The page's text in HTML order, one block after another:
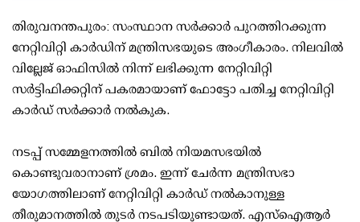
തിരുവനന്തപുരം: സംസ്ഥാന സര്‍ക്കാര്‍ പുറത്തിറക്കുന്ന
നേറ്റിവിറ്റി കാര്‍ഡിന് മന്ത്രിസഭയുടെ അംഗീകാരം. നിലവില്‍
വില്ലേജ് ഓഫിസില്‍ നിന്ന് ലഭിക്കുന്ന നേറ്റിവിറ്റി
സര്‍ട്ടിഫിക്കറ്റിന് പകരമായാണ് ഫോട്ടോ പതിച്ച നേറ്റിവിറ്റി
കാര്‍ഡ് സര്‍ക്കാര്‍ നല്‍കുക.
നടപ്പ് സമ്മേളനത്തില്‍ ബില്‍ നിയമസഭയില്‍
കൊണ്ടുവരാനാണ് ശ്രമം. ഇന്ന് ചേര്‍ന്ന മന്ത്രിസഭാ
യോഗത്തിലാണ് നേറ്റിവിറ്റി കാര്‍ഡ് നല്‍കാനുള്ള
തീരുമാനത്തില്‍ തുടര്‍ നടപടിയുണ്ടായത്. എസ്‌ഐആര്‍